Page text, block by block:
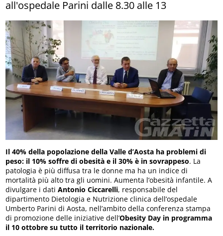
all'ospedale Parini dalle 8.30 alle 13
Il 40% della popolazione della Valle d’Aosta ha problemi di
peso: il 10% soffre di obesità e il 30% è in sovrappeso. La
patologia è più diffusa tra le donne ma ha un indice di
mortalità più alto tra gli uomini. Aumenta l’obesità infantile. A
divulgare i datiAntonio Ciccarelli, responsabile del
dipartimento Dietologia e Nutrizione clinica dell’ospedale
Umberto Parini di Aosta, nell’ambito della conferenza stampa
di promozione delle iniziative dell’Obesity Day in programma
il 10 ottobre su tutto il territorio nazionale.